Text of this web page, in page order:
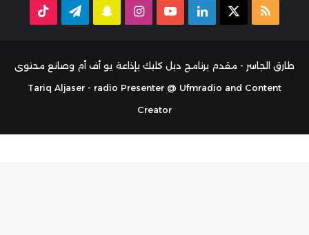
ملخص
RSS
لينكدإن ‫YouTubeانستقرامسناب تيلقرام
طارق الجاسر - مقدم برنامج دبل كليك بإذاعة يو أف أم وصانع محتوى
Tariq Aljaser - radio Presenter @ Ufmradio and Content
Creator